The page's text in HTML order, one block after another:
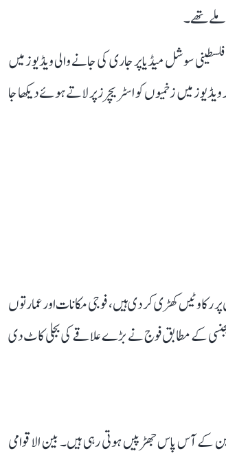
سوشل میڈیا پر جاری کی جانے والی ویڈیوز میں
میں زخمیوں کو اسٹریچرز پر لاتے ہوئے دیکھا جا
رکاوٹیں کھڑی کر دی ہیں، فوجی مکانات اور عمارتوں
ایجنسی کے مطابق فوج نے بڑے علاقے کی بجلی کاٹ دی
کے آس پاس جھڑپیں ہوتی رہی ہیں۔ بین الاقوامی